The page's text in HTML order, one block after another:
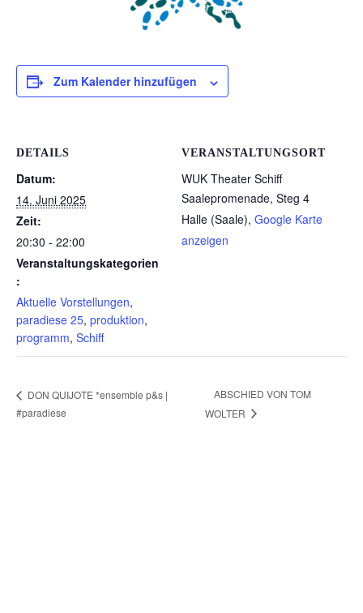
Zum Kalender hinzufügen
DETAILS
Datum:
14. Juni 2025
Zeit:
20:30 - 22:00
Veranstaltungskategorien
:
Aktuelle Vorstellungen,
paradiese 25, produktion,
programm, Schiff
VERANSTALTUNGSORT
WUK Theater Schiff
Saalepromenade, Steg 4
Halle (Saale), Google Karte
anzeigen
DON QUIJOTE *ensemble p&s |
#paradiese
ABSCHIED VON TOM
WOLTER